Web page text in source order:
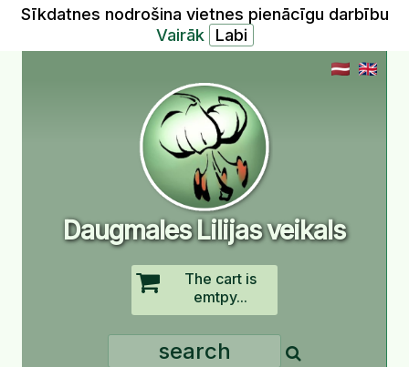
Sīkdatnes nodrošina vietnes pienācīgu darbību
Vairāk
Daugmales Lilijas veikals
The cart is
emtpy...